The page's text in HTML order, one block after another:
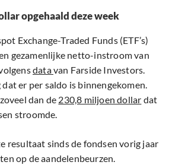
opgehaald deze week
Exchange-Traded Funds (ETF’s)
gezamenlijke netto-instroom van
datavan Farside Investors.
er per saldo is binnengekomen.
dan de 230,8 miljoen dollar dat
stroomde.
resultaat sinds de fondsen vorig jaar
op de aandelenbeurzen.